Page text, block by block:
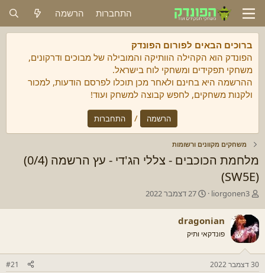
התחברות הרשמה
ברוכים הבאים לפורום הפונדק
הפונדק הוא הקהילה הוותיקה והמובילה של מבוכים ודרקונים,
משחקי תפקידים ומשחקי לוח בישראל.
ההרשמה היא בחינם ולאחר מכן תוכלו לפרסם הודעות, למכור
ולקנות משחקים, לחפש קבוצה למשחק ועוד!
הרשמה / התחברות
משחקים מקוונים ורשומות
מלחמת הכוכבים - צללי הג'די - עץ הרשמה (0/4)
(SW5E)
מ
ב
ר
/
ת
ה
נ
liorgonen3
ת
י
ך
ת
27 דצמבר 2022
dragonian
פונדקאי ותיק
30 דצמבר 2022 #21